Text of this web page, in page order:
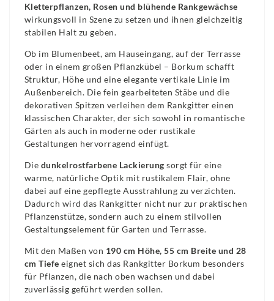
Kletterpflanzen, Rosen und blühende Rankgewächse
wirkungsvoll in Szene zu setzen und ihnen gleichzeitig
stabilen Halt zu geben.
Ob im Blumenbeet, am Hauseingang, auf der Terrasse
oder in einem großen Pflanzkübel – Borkum schafft
Struktur, Höhe und eine elegante vertikale Linie im
Außenbereich. Die fein gearbeiteten Stäbe und die
dekorativen Spitzen verleihen dem Rankgitter einen
klassischen Charakter, der sich sowohl in romantische
Gärten als auch in moderne oder rustikale
Gestaltungen hervorragend einfügt.
Die dunkelrostfarbene Lackierung sorgt für eine
warme, natürliche Optik mit rustikalem Flair, ohne
dabei auf eine gepflegte Ausstrahlung zu verzichten.
Dadurch wird das Rankgitter nicht nur zur praktischen
Pflanzenstütze, sondern auch zu einem stilvollen
Gestaltungselement für Garten und Terrasse.
Mit den Maßen von 190 cm Höhe, 55 cm Breite und 28
cm Tiefe eignet sich das Rankgitter Borkum besonders
für Pflanzen, die nach oben wachsen und dabei
zuverlässig geführt werden sollen.